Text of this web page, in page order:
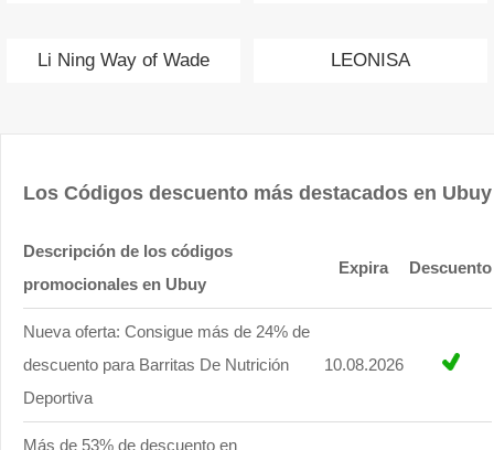
Li Ning Way of Wade LEONISA
Los Códigos descuento más destacados en Ubuy
Descripción de los códigos
promocionales en Ubuy
Expira Descuento
Nueva oferta: Consigue más de 24% de
descuento para Barritas De Nutrición
Deportiva
10.08.2026
Más de 53% de descuento en